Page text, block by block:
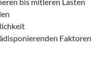
Faktoren